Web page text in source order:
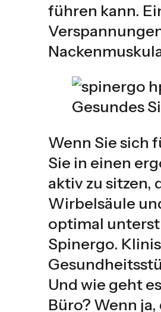
führen kann.
Gesundes
Wenn Sie sich
Sie in einen
aktiv zu sitzen,
Wirbelsäule
optimal
Spinergo.
Und wie geht
Büro? Wenn